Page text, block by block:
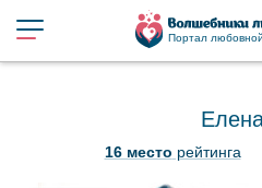
Портал
16 место рейтинга